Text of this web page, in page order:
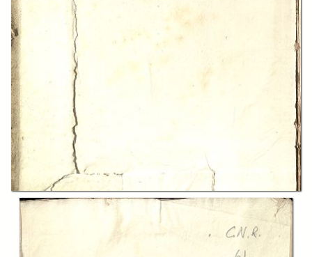
In collections
L’Encyclopédie des sciences
Title:
Encyclopédie, ou Dictionnaire raisonné des sciences, des arts et des
métiers, par une société de gens de lettres. Tome douzieme PARI=POL
Description:
Mis en ordre & publié par m. Diderot, ... & quant à la partie
mathématique, par m. d'Alembert, ...Seconde édition enrichie de notes,
& donnée au public par M. Octavien Diodati noble lucquois
Creator:
Denis Diderot
Jean Baptiste Le Rond D'Alambert
Domenico Paladini